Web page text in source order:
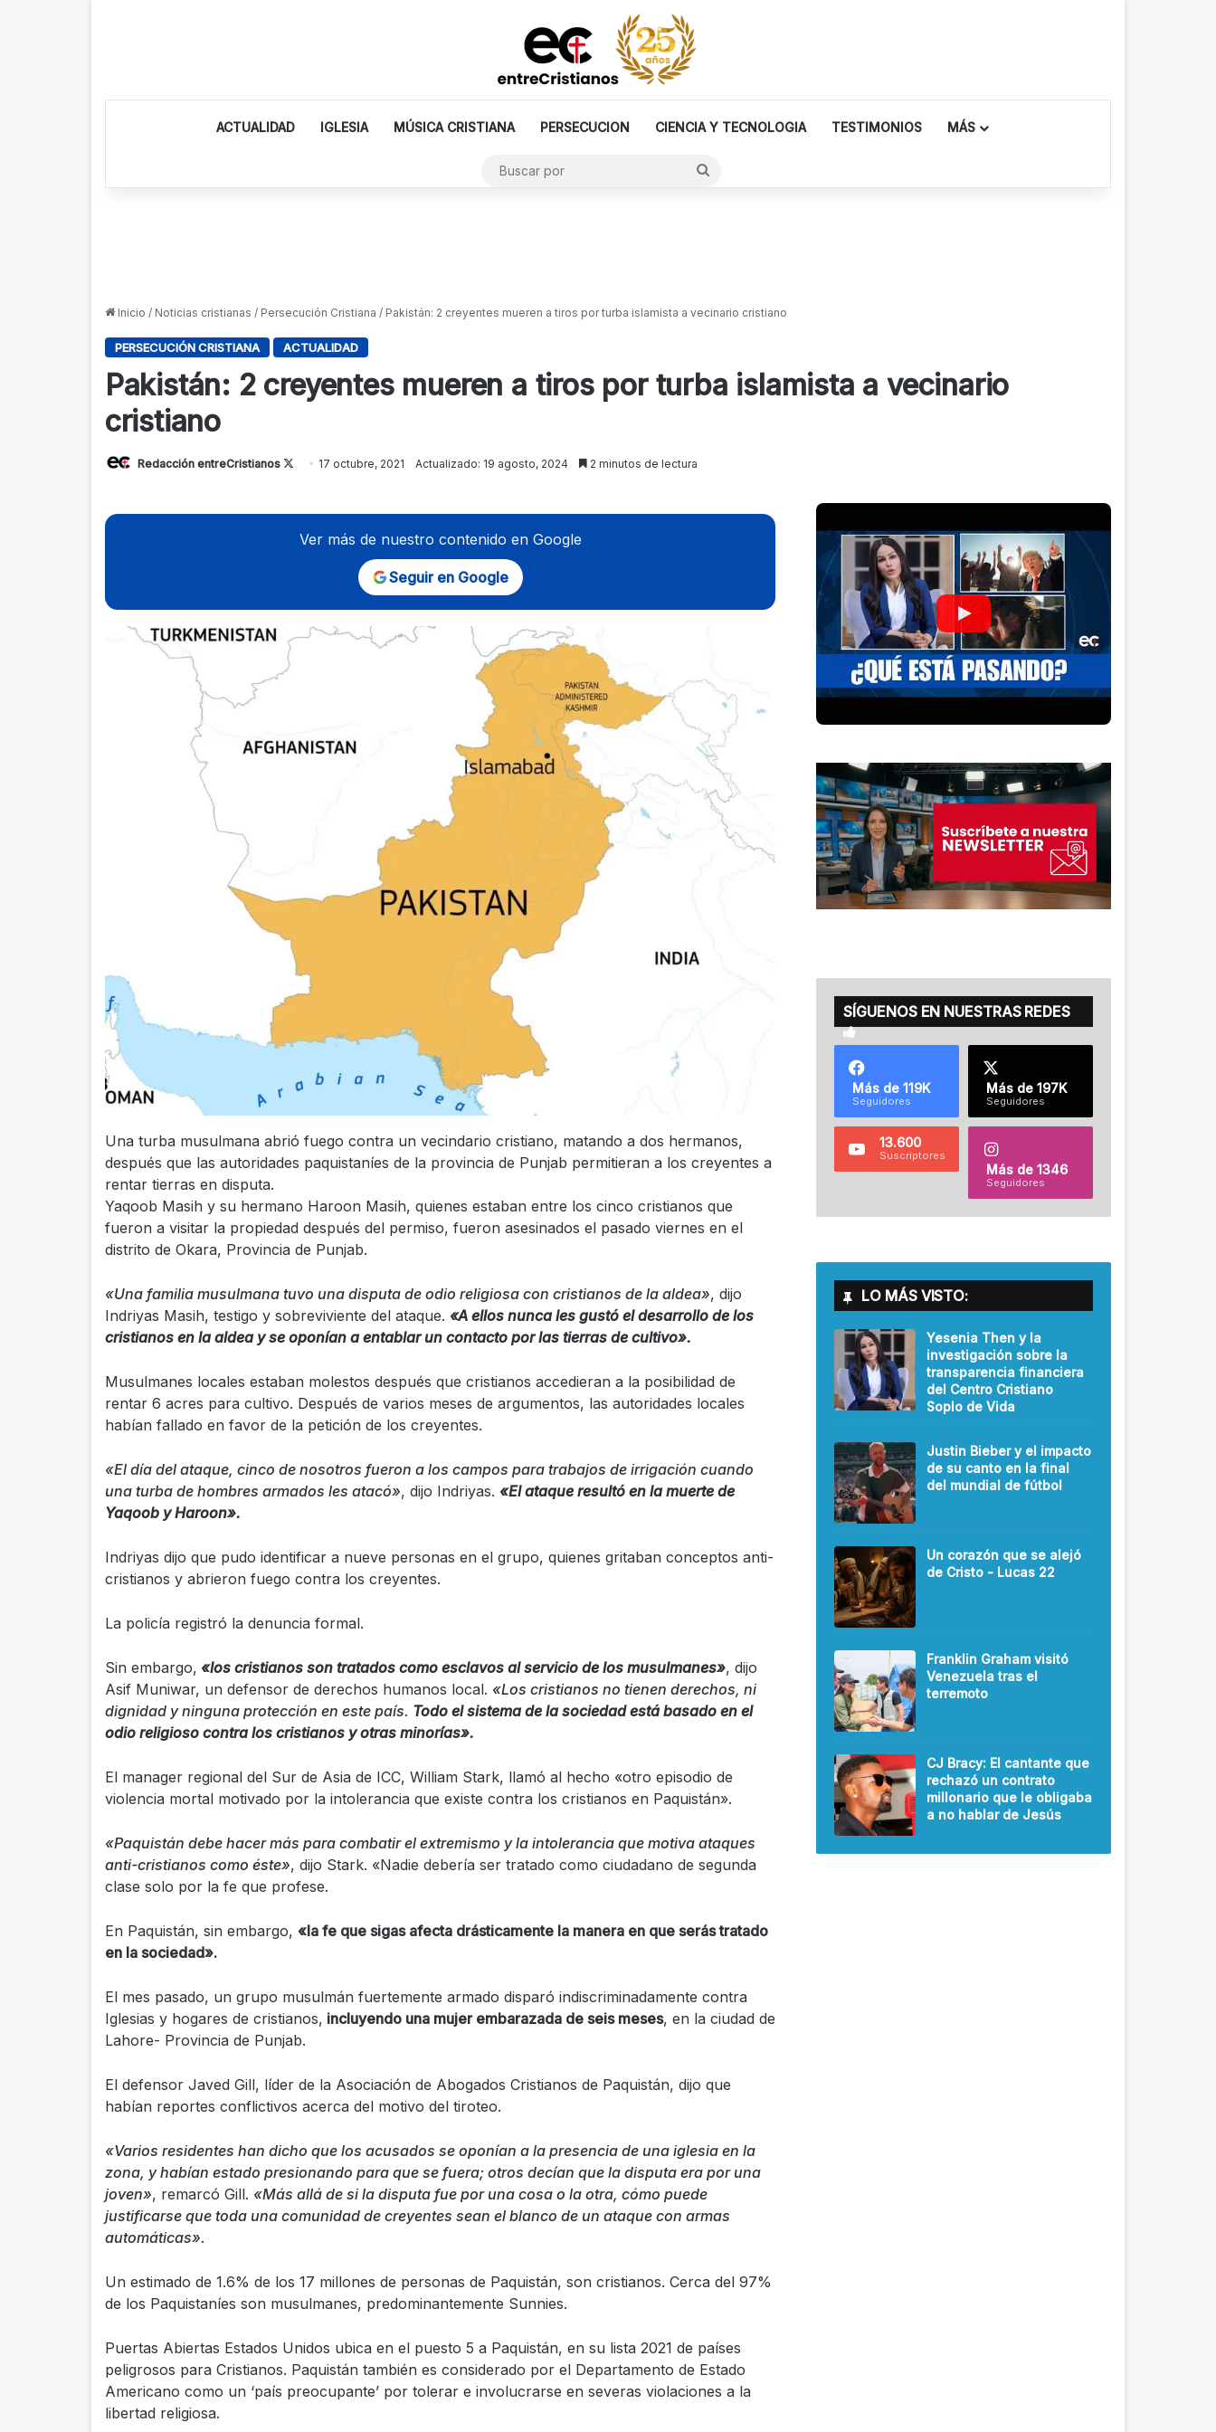
ACTUALIDAD IGLESIA MÚSICA CRISTIANA PERSECUCION CIENCIA Y TECNOLOGIA TESTIMONIOS MÁS
Inicio / Noticias cristianas / Persecución Cristiana / Pakistán: 2 creyentes mueren a tiros por turba islamista a vecinario cristiano
PERSECUCIÓN CRISTIANA ACTUALIDAD
Pakistán: 2 creyentes mueren a tiros por turba islamista a vecinario
cristiano
Redacción entreCristianos
Follow17 octubre, 2021 Actualizado: 19 agosto, 2024 2 minutos de lectura
Ver más de nuestro contenido en Google
Seguir en Google
Una turba musulmana abrió fuego contra un vecindario cristiano, matando a dos hermanos,
después que las autoridades paquistaníes de la provincia de Punjab permitieran a los creyentes a
rentar tierras en disputa.
Yaqoob Masih y su hermano Haroon Masih, quienes estaban entre los cinco cristianos que
fueron a visitar la propiedad después del permiso, fueron asesinados el pasado viernes en el
distrito de Okara, Provincia de Punjab.
«Una familia musulmana tuvo una disputa de odio religiosa con cristianos de la aldea», dijo
Indriyas Masih, testigo y sobreviviente del ataque. «A ellos nunca les gustó el desarrollo de los
cristianos en la aldea y se oponían a entablar un contacto por las tierras de cultivo».
Musulmanes locales estaban molestos después que cristianos accedieran a la posibilidad de
rentar 6 acres para cultivo. Después de varios meses de argumentos, las autoridades locales
habían fallado en favor de la petición de los creyentes.
«El día del ataque, cinco de nosotros fueron a los campos para trabajos de irrigación cuando
una turba de hombres armados les atacó», dijo Indriyas. «El ataque resultó en la muerte de
Yaqoob y Haroon».
Indriyas dijo que pudo identificar a nueve personas en el grupo, quienes gritaban conceptos anti-
cristianos y abrieron fuego contra los creyentes.
La policía registró la denuncia formal.
Sin embargo, «los cristianos son tratados como esclavos al servicio de los musulmanes», dijo
Asif Muniwar, un defensor de derechos humanos local. «Los cristianos no tienen derechos, ni
dignidad y ninguna protección en este país. Todo el sistema de la sociedad está basado en el
odio religioso contra los cristianos y otras minorías».
El manager regional del Sur de Asia de ICC, William Stark, llamó al hecho «otro episodio de
violencia mortal motivado por la intolerancia que existe contra los cristianos en Paquistán».
«Paquistán debe hacer más para combatir el extremismo y la intolerancia que motiva ataques
anti-cristianos como éste», dijo Stark. «Nadie debería ser tratado como ciudadano de segunda
clase solo por la fe que profese.
En Paquistán, sin embargo, «la fe que sigas afecta drásticamente la manera en que serás tratado
en la sociedad».
El mes pasado, un grupo musulmán fuertemente armado disparó indiscriminadamente contra
Iglesias y hogares de cristianos, incluyendo una mujer embarazada de seis meses, en la ciudad de
Lahore- Provincia de Punjab.
El defensor Javed Gill, líder de la Asociación de Abogados Cristianos de Paquistán, dijo que
habían reportes conflictivos acerca del motivo del tiroteo.
«Varios residentes han dicho que los acusados se oponían a la presencia de una iglesia en la
zona, y habían estado presionando para que se fuera; otros decían que la disputa era por una
joven», remarcó Gill. «Más allá de si la disputa fue por una cosa o la otra, cómo puede
justificarse que toda una comunidad de creyentes sean el blanco de un ataque con armas
automáticas».
Un estimado de 1.6% de los 17 millones de personas de Paquistán, son cristianos. Cerca del 97%
de los Paquistaníes son musulmanes, predominantemente Sunnies.
Puertas Abiertas Estados Unidos ubica en el puesto 5 a Paquistán, en su lista 2021 de países
peligrosos para Cristianos. Paquistán también es considerado por el Departamento de Estado
Americano como un ‘país preocupante’ por tolerar e involucrarse en severas violaciones a la
libertad religiosa.
SÍGUENOS EN NUESTRAS REDES
Más de 119K
Seguidores
Más de 197K
Seguidores
13.600
Suscriptores
Más de 1346
Seguidores
LO MÁS VISTO:
Yesenia Then y la
investigación sobre la
transparencia financiera
del Centro Cristiano
Soplo de Vida
Justin Bieber y el impacto
de su canto en la final
del mundial de fútbol
Un corazón que se alejó
de Cristo - Lucas 22
Franklin Graham visitó
Venezuela tras el
terremoto
CJ Bracy: El cantante que
rechazó un contrato
millonario que le obligaba
a no hablar de Jesús